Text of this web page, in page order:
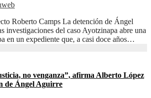
Roberto Camps La detención de Ángel
investigaciones del caso Ayotzinapa abre una
en un expediente que, a casi doce años…
no venganza”, afirma Alberto López
de Ángel Aguirre